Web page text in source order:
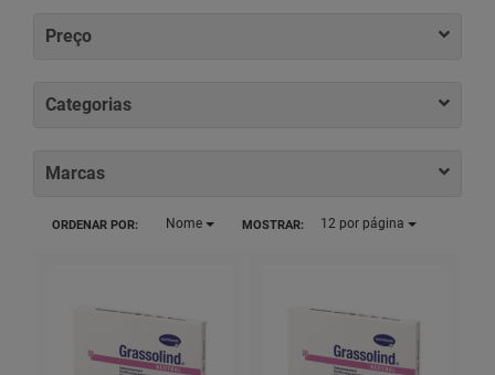
Preço
Categorias
Marcas
ORDENAR POR: Nome MOSTRAR: 12por página